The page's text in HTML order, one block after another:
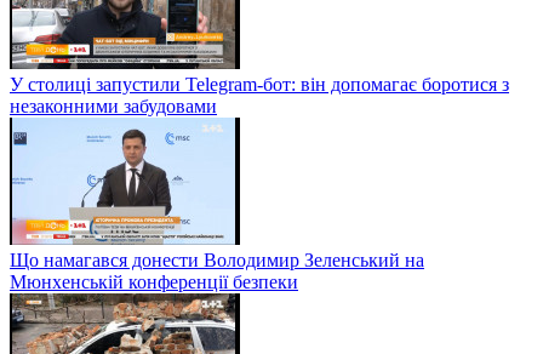
У столиці запустили Telegram-бот: він допомагає боротися з
незаконними забудовами
Що намагався донести Володимир Зеленський на
Мюнхенській конференції безпеки